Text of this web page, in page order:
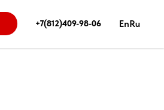
+7(812)409-98-06 EnRu